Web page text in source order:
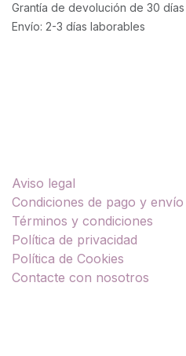
Grantía de devolución de 30 días
Envío: 2-3 días laborables
Aviso legal
Condiciones de pago y envío
Términos y condiciones
Política de privacidad
Política de Cookies
Contacte con nosotros